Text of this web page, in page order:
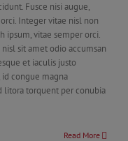
Fusce nisi augue,
Integer vitae nisl non
ipsum, vitae semper orci.
sit amet odio accumsan
et iaculis justo
congue magna
litora torquent per conubia
Read More